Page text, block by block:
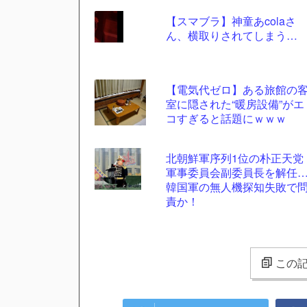
【スマブラ】神童あcolaさ
ん、横取りされてしまう…
【電気代ゼロ】ある旅館の客
室に隠された“暖房設備”がエ
コすぎると話題にｗｗｗ
北朝鮮軍序列1位の朴正天党
軍事委員会副委員長を解任…
韓国軍の無人機探知失敗で問
責か！
この